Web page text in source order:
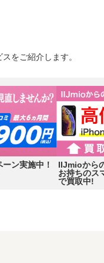
をご紹介します。
ン実施中！
IIJmioから
お持ちのス
で買取中!